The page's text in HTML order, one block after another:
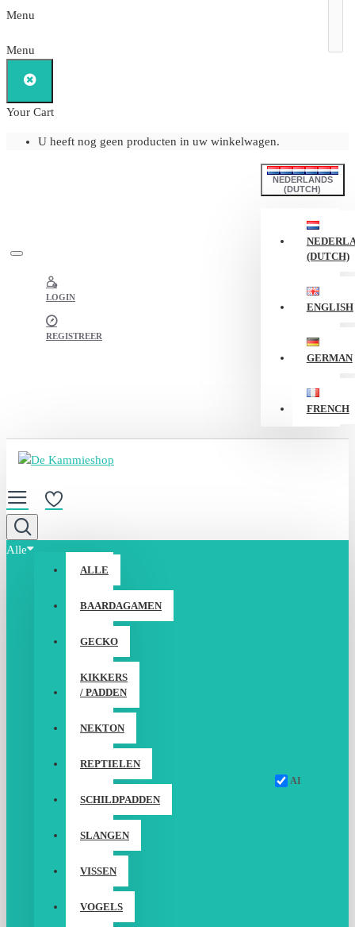
Menu
Menu
Your Cart
U heeft nog geen producten in uw winkelwagen.
LOGIN
REGISTREER
NEDERLANDS
(DUTCH)
(DUTCH)
ENGLISH
GERMAN
FRENCH
Alle
ALLE
BAARDAGAMEN
GECKO
KIKKERS
/ PADDEN
NEKTON
REPTIELEN
SCHILDPADDEN
SLANGEN
VISSEN
VOGELS
AI